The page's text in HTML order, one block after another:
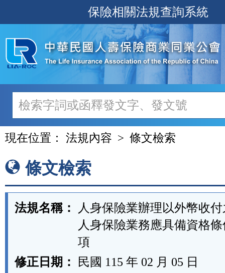
至
主
內
容
保險相關法規查詢系統
現在位置： 法規內容 條文檢索
條文檢索
法規名稱：
人身保險業辦理以外幣收
人身保險業務應具備資格
項
修正日期：
民國 115 年 02 月 05 日